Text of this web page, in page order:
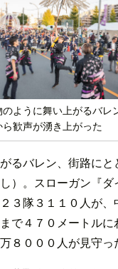
ように舞い上がるバレ
歓声が湧き上がった
るバレン、街路にと
）。スローガン『
３隊３１１０人が
で４７０メートル
８０００人が見守っ